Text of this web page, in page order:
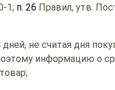
1; п. 26 Правил, утв.
не считая дня
информацию о